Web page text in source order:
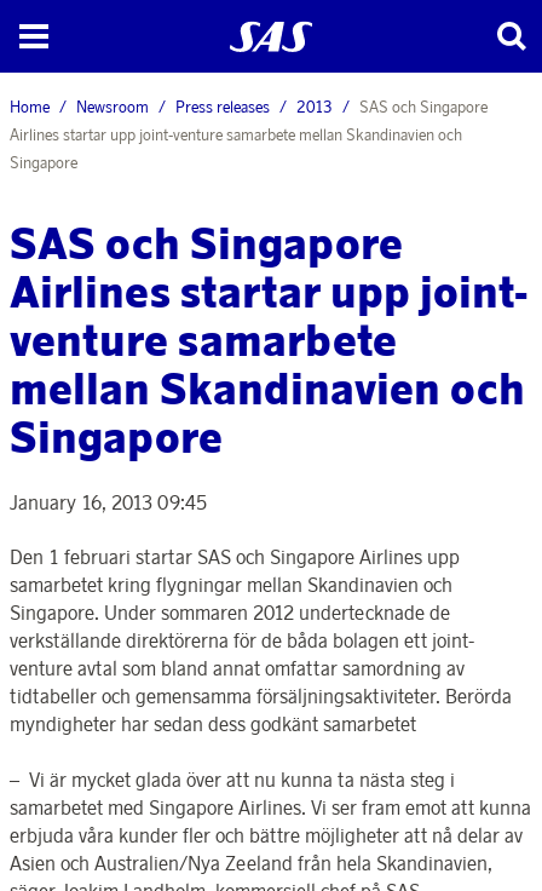
Home Newsroom Press releases 2013
SAS och Singapore
Airlines startar upp joint-venture samarbete mellan Skandinavien och
Singapore
SAS och Singapore
Airlines startar upp joint-
venture samarbete
mellan Skandinavien och
Singapore
January 16, 2013 09:45
Den 1 februari startar SAS och Singapore Airlines upp
samarbetet kring flygningar mellan Skandinavien och
Singapore. Under sommaren 2012 undertecknade de
verkställande direktörerna för de båda bolagen ett joint-
venture avtal som bland annat omfattar samordning av
tidtabeller och gemensamma försäljningsaktiviteter. Berörda
myndigheter har sedan dess godkänt samarbetet
– Vi är mycket glada över att nu kunna ta nästa steg i
samarbetet med Singapore Airlines. Vi ser fram emot att kunna
erbjuda våra kunder fler och bättre möjligheter att nå delar av
Asien och Australien/Nya Zeeland från hela Skandinavien,